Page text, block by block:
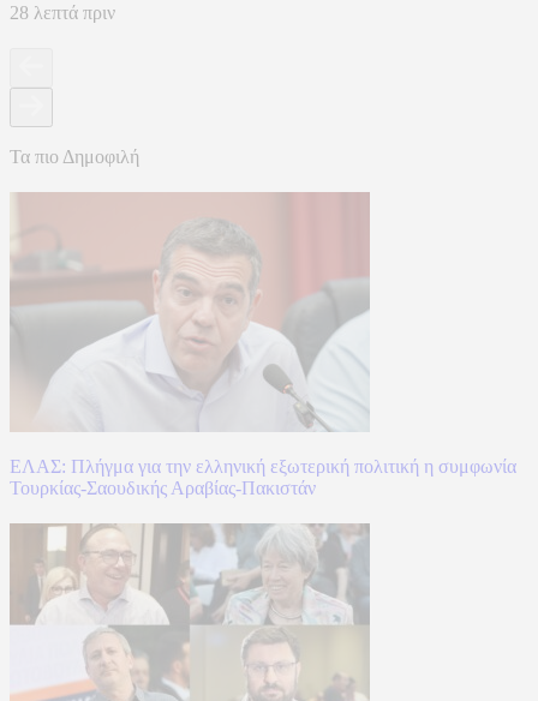
28 λεπτά πριν
Τα πιο Δημοφιλή
ΕΛΑΣ: Πλήγμα για την ελληνική εξωτερική πολιτική η συμφωνία
Τουρκίας-Σαουδικής Αραβίας-Πακιστάν